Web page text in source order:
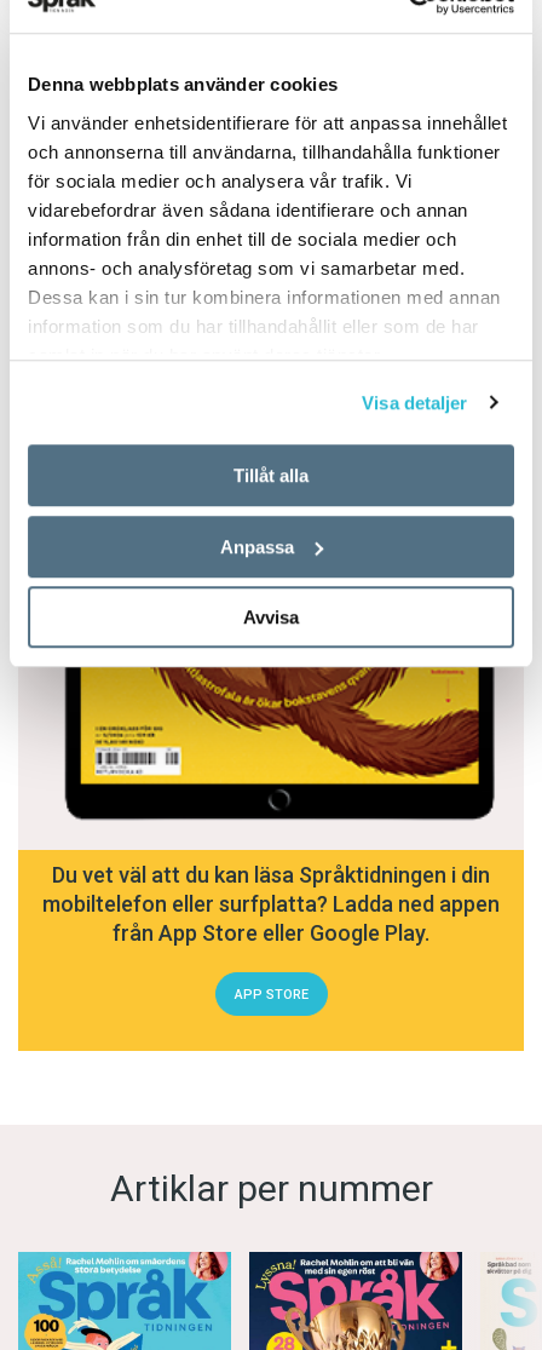
Denna webbplats använder cookies
Vi använder enhetsidentifierare för att anpassa innehållet
och annonserna till användarna, tillhandahålla funktioner
för sociala medier och analysera vår trafik. Vi
vidarebefordrar även sådana identifierare och annan
information från din enhet till de sociala medier och
annons- och analysföretag som vi samarbetar med.
Dessa kan i sin tur kombinera informationen med annan
information som du har tillhandahållit eller som de har
samlat in när du har använt deras tjänster.
Visa detaljer
Tillåt alla
Anpassa
Avvisa
PUBLICERAD 2025-05-11
Du vet väl att du kan läsa Språktidningen i din
mobiltelefon eller surfplatta? Ladda ned appen
från App Store eller Google Play.
APP STORE
Artiklar per nummer